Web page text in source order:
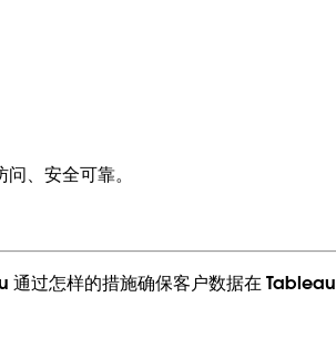
、安全可靠。
通过怎样的措施确保客户数据在 Tableau